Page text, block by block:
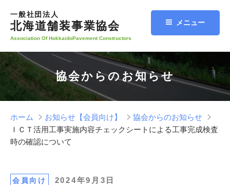
ツ
へ
ス
一般社団法人
北海道舗装事業協会
Association Of HokkaidoPavement Constructors
メニュー
協会からのお知らせ
ホーム お知らせ【会員向け】
協会からのお知らせ
ＩＣＴ活用工事実施内容チェックシートによる工事完成検査
時の確認について
会員向け
投
2024年9月3日